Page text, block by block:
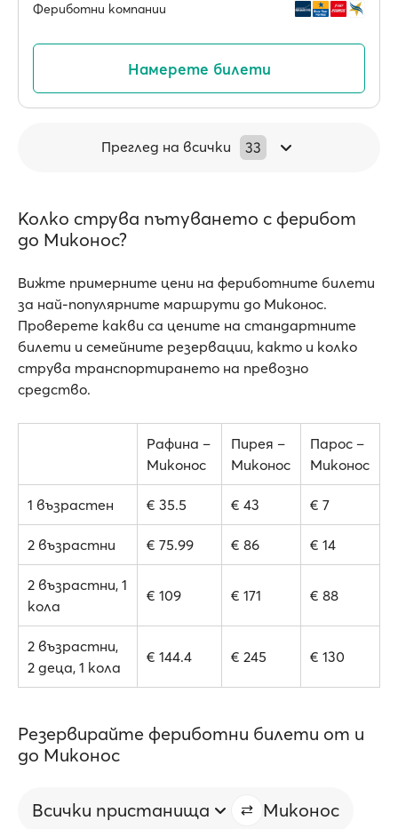
Фериботни компании
Намерете билети
Преглед на всички 33
Колко струва пътуването с ферибот
до Миконос?
Вижте примерните цени на фериботните билети
за най-популярните маршрути до Миконос.
Проверете какви са цените на стандартните
билети и семейните резервации, както и колко
струва транспортирането на превозно
средство.
Рафина –
Миконос
Пирея –
Миконос
Парос –
Миконос
1 възрастен € 35.5 € 43 € 7
2 възрастни € 75.99 € 86 € 14
2 възрастни, 1
кола
€ 109 € 171 € 88
2 възрастни,
2 деца, 1 кола
€ 144.4 € 245 € 130
Резервирайте фериботни билети от и
до Миконос
Всички пристанища Миконос